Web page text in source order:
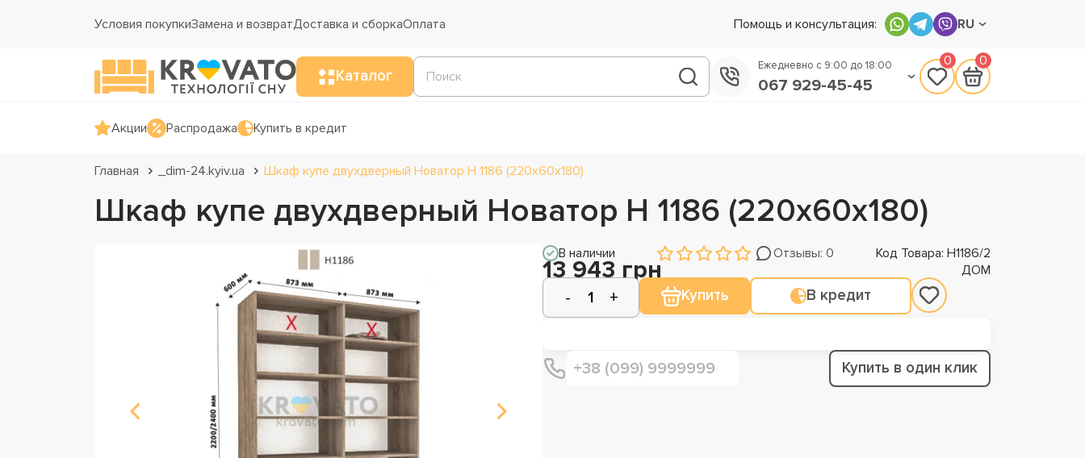
Условия покупкиЗамена и возвратДоставка и сборкаОплата Помощь и консультация: RU
Каталог
Ежедневно с 9:00 до 18:00
067 929-45-45
0 0
Акции Распродажа Купить в кредит
Главная _dim-24.kyiv.ua Шкаф купе двухдверный Новатор Н 1186 (220х60х180)
Шкаф купе двухдверный Новатор Н 1186 (220х60х180)
В наличии Отзывы: 0 Код Товара: Н1186/2
13 943 грн ДОМ
Купить В кредит
Купить в один клик